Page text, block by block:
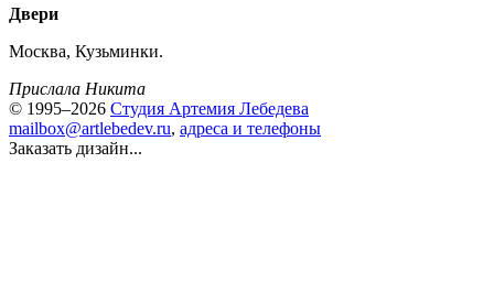
Двери
Москва, Кузьминки.
Прислала Никита
© 1995–2026 Студия Артемия Лебедева
mailbox@artlebedev.ru, адреса и телефоны
Заказать дизайн...